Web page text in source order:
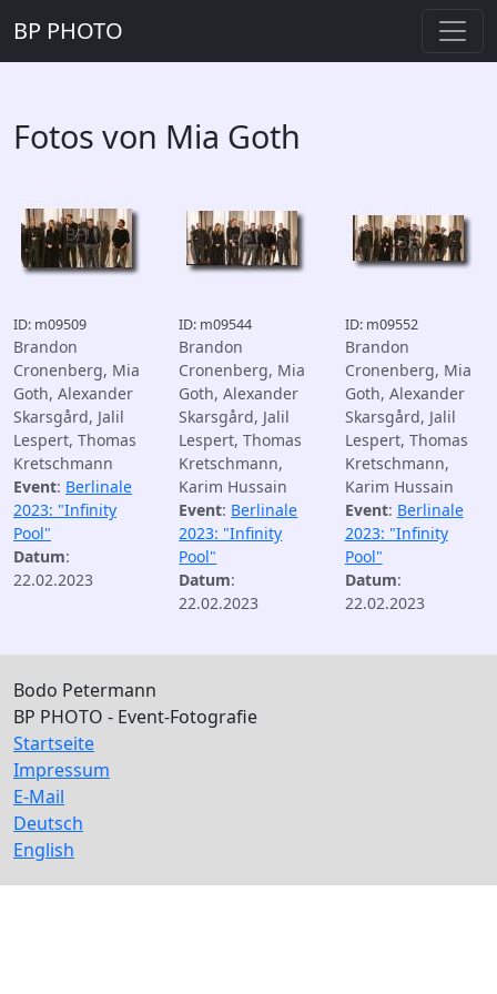
BP PHOTO
Fotos von Mia Goth
ID: m09509
Brandon
Cronenberg, Mia
Goth, Alexander
Skarsgård, Jalil
Lespert, Thomas
Kretschmann
Event: Berlinale
2023: "Infinity
Pool"
Datum:
22.02.2023
ID: m09544
Brandon
Cronenberg, Mia
Goth, Alexander
Skarsgård, Jalil
Lespert, Thomas
Kretschmann,
Karim Hussain
Event: Berlinale
2023: "Infinity
Pool"
Datum:
22.02.2023
ID: m09552
Brandon
Cronenberg, Mia
Goth, Alexander
Skarsgård, Jalil
Lespert, Thomas
Kretschmann,
Karim Hussain
Event: Berlinale
2023: "Infinity
Pool"
Datum:
22.02.2023
Bodo Petermann
BP PHOTO - Event-Fotografie
Startseite
Impressum
E-Mail
Deutsch
English